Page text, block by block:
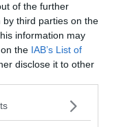
of the further
third parties on the
information may
the IAB’s List of
disclose it to other